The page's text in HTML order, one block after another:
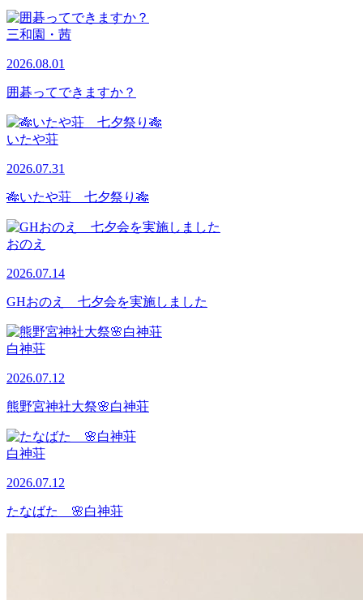
三和園・茜
2026.08.01
囲碁ってできますか？
いたや荘
2026.07.31
🎋いたや荘 七夕祭り🎋
おのえ
2026.07.14
GHおのえ 七夕会を実施しました
白神荘
2026.07.12
熊野宮神社大祭🌸白神荘
白神荘
2026.07.12
たなばた 🌸白神荘